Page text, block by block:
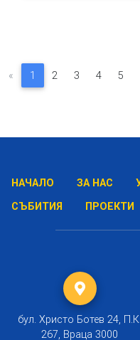
« 1 2 3 4 5
НАЧАЛО ЗА НАС
СЪБИТИЯ
ПРОЕКТИ
бул. Христо Ботев 24, П.К.
267, Враца 3000